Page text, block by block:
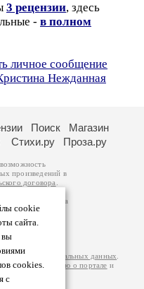
3 рецензии, здесь
- в полном
личное сообщение
Нежданная
cookie
сайта.
вы
cookies.
с
Поиск
Магазин
Стихи.ру Проза.ру
произведений в
договора
авторам
возможна
вы можете
за
на
персональных данных
информацию о портале и